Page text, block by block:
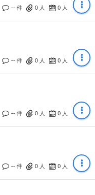
-- 件
0 人 0 人
-- 件
0 人 0 人
-- 件
0 人 0 人
-- 件
0 人 0 人